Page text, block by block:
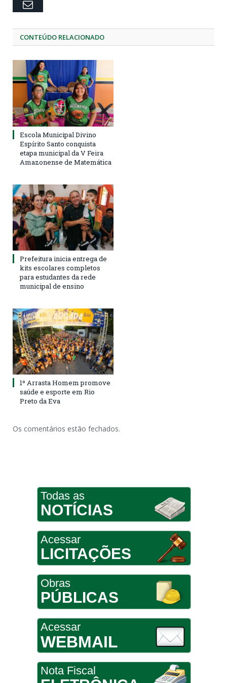
Email
CONTEÚDO RELACIONADO
Escola Municipal Divino
Espírito Santo conquista
etapa municipal da V Feira
Amazonense de Matemática
Prefeitura inicia entrega de
kits escolares completos
para estudantes da rede
municipal de ensino
1º Arrasta Homem promove
saúde e esporte em Rio
Preto da Eva
Os comentários estão fechados.
Todas as
NOTÍCIAS
Acessar
LICITAÇÕES
Obras
PÚBLICAS
Acessar
WEBMAIL
Nota Fiscal